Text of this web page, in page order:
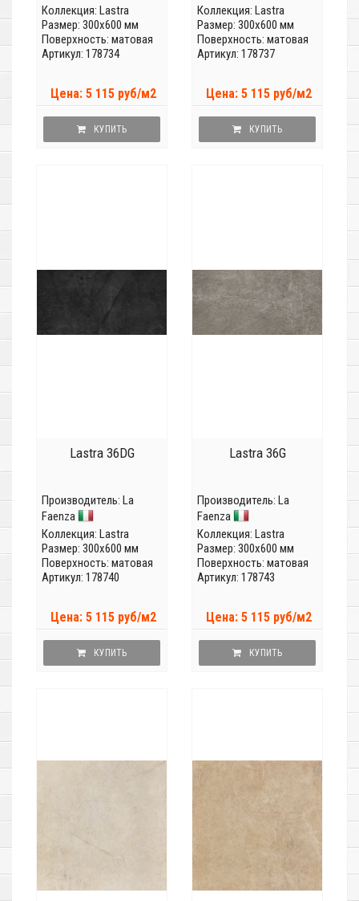
Коллекция: Lastra
Размер: 300x600 мм
Поверхность: матовая
Артикул: 178734
Цена: 5 115 руб/м2
КУПИТЬ
Коллекция: Lastra
Размер: 300x600 мм
Поверхность: матовая
Артикул: 178737
Цена: 5 115 руб/м2
КУПИТЬ
Lastra 36DG
Производитель: La
Faenza
Коллекция: Lastra
Размер: 300x600 мм
Поверхность: матовая
Артикул: 178740
Цена: 5 115 руб/м2
КУПИТЬ
Lastra 36G
Производитель: La
Faenza
Коллекция: Lastra
Размер: 300x600 мм
Поверхность: матовая
Артикул: 178743
Цена: 5 115 руб/м2
КУПИТЬ